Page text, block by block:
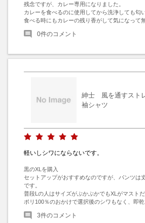
残念ですが、カレー専用になりました。
カレーを食べるのに使用してから洗浄しても匂
食べる時にもカレーの残り香がして気になって
0件のコメント
紳士 風を通すスト
袖シャツ
軽いしシワにならないです。
黒のXLを購入
セットアップがおすすめなのですが、パンツは
です。
普段Lの人はサイズがぶかぶかでもXLがマストだ
ポリ100％のおかけで選択後のシワもなく、即乾
3件のコメント